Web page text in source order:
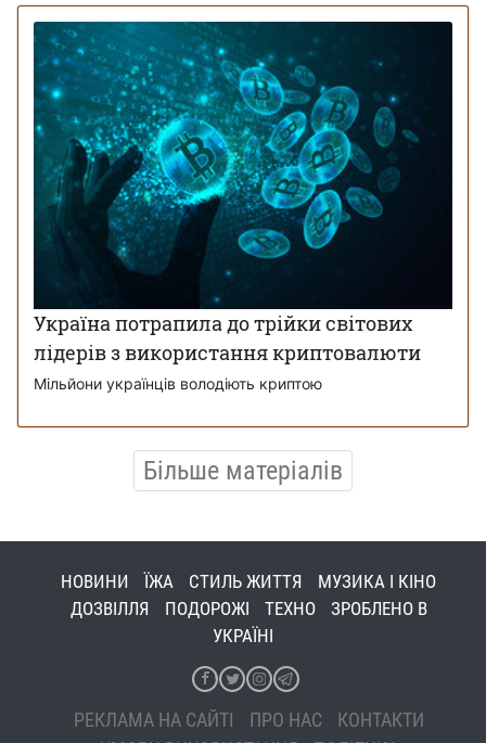
Україна потрапила до трійки світових
лідерів з використання криптовалюти
Мільйони українців володіють криптою
Більше матеріалів
НОВИНИ ЇЖА СТИЛЬ ЖИТТЯ
МУЗИКА І КІНО
ДОЗВІЛЛЯ
ПОДОРОЖІ ТЕХНО
ЗРОБЛЕНО В
УКРАЇНІ
РЕКЛАМА НА САЙТІ ПРО НАС
КОНТАКТИ